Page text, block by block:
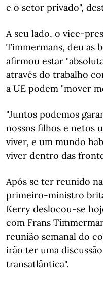
e o setor privado",
A seu lado, o vice-
Timmermans, deu as
afirmou estar
através do trabalho
a UE podem "mover
"Juntos podemos
nossos filhos e netos
viver, e um mundo
viver dentro das
Após se ter reunido
primeiro-ministro
Kerry deslocou-se
com Frans
reunião semanal do
irão ter uma
transatlântica".